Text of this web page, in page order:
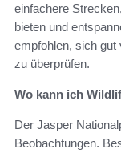
einfachere
bieten und
empfohlen, sich gut
zu überprüfen.
Wo kann ich
Der Jasper
Beobachtungen.